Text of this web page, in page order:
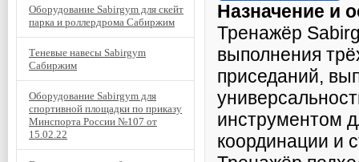
Назначение и
Тренажёр
выполнения
приседаний,
инструментом
координации и
Оборудование Sabirgym для скейт
парка и роллердрома Сабиржим
Теневые навесы Sabirgym
Сабиржим
Оборудование Sabirgym для
спортивной площадки по приказу
Минспорта России №107 от
15.02.22